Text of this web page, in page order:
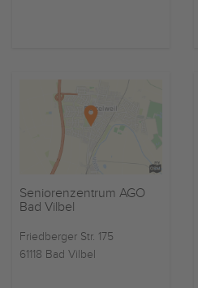
Seniorenzentrum AGO
Bad Vilbel
Friedberger Str. 175
61118 Bad Vilbel